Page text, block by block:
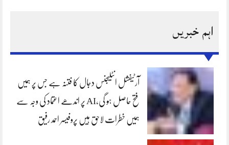
اہم خبریں
آرٹیفشل انٹلیجنس دجال کا فتنہ ہے جس پر ہمیں
فتح حاصل ہو گی،AI پر اندھے اعتماد کی وجہ سے
ہمیں خطرات لاحق ہیں پروفیسر احمد رفیق